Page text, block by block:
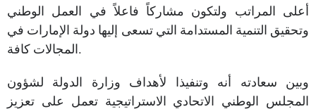
أعلى المراتب ولتكون مشاركاً فاعلاً في العمل الوطني
وتحقيق التنمية المستدامة التي تسعى إليها دولة الإمارات في
المجالات كافة.
وبين سعادته أنه وتنفيذا لأهداف وزارة الدولة لشؤون
المجلس الوطني الاتحادي الاستراتيجية تعمل على تعزيز